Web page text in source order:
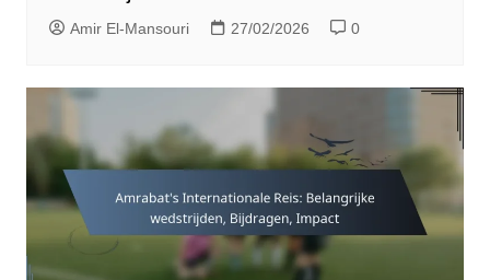
Amir El-Mansouri 27/02/2026 0